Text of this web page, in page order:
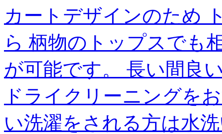
カートデザインのため
ら 柄物のトップスでも
が可能です。 長い間良
ドライクリーニングを
い洗濯をされる方は水